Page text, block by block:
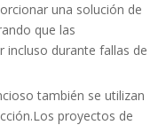
una solución de
que las
incluso durante fallas de
también se utilizan
proyectos de